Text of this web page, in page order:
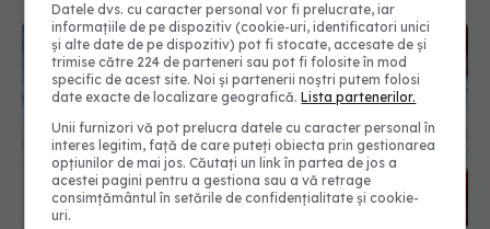
Datele dvs. cu caracter personal vor fi prelucrate, iar
informațiile de pe dispozitiv (cookie-uri, identificatori unici
și alte date de pe dispozitiv) pot fi stocate, accesate de și
trimise către 224 de parteneri sau pot fi folosite în mod
specific de acest site. Noi și partenerii noștri putem folosi
date exacte de localizare geografică.Lista partenerilor.
Unii furnizori vă pot prelucra datele cu caracter personal în
interes legitim, față de care puteți obiecta prin gestionarea
opțiunilor de mai jos. Căutați un link în partea de jos a
acestei pagini pentru a gestiona sau a vă retrage
consimțământul în setările de confidențialitate și cookie-
uri.